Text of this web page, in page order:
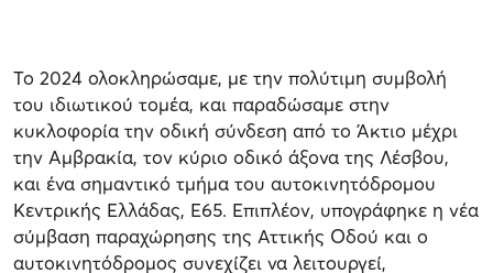
Το 2024 ολοκληρώσαμε, με την πολύτιμη συμβολή
του ιδιωτικού τομέα, και παραδώσαμε στην
κυκλοφορία την οδική σύνδεση από το Άκτιο μέχρι
την Αμβρακία, τον κύριο οδικό άξονα της Λέσβου,
και ένα σημαντικό τμήμα του αυτοκινητόδρομου
Κεντρικής Ελλάδας, Ε65. Επιπλέον, υπογράφηκε η νέα
σύμβαση παραχώρησης της Αττικής Οδού και ο
αυτοκινητόδρομος συνεχίζει να λειτουργεί,